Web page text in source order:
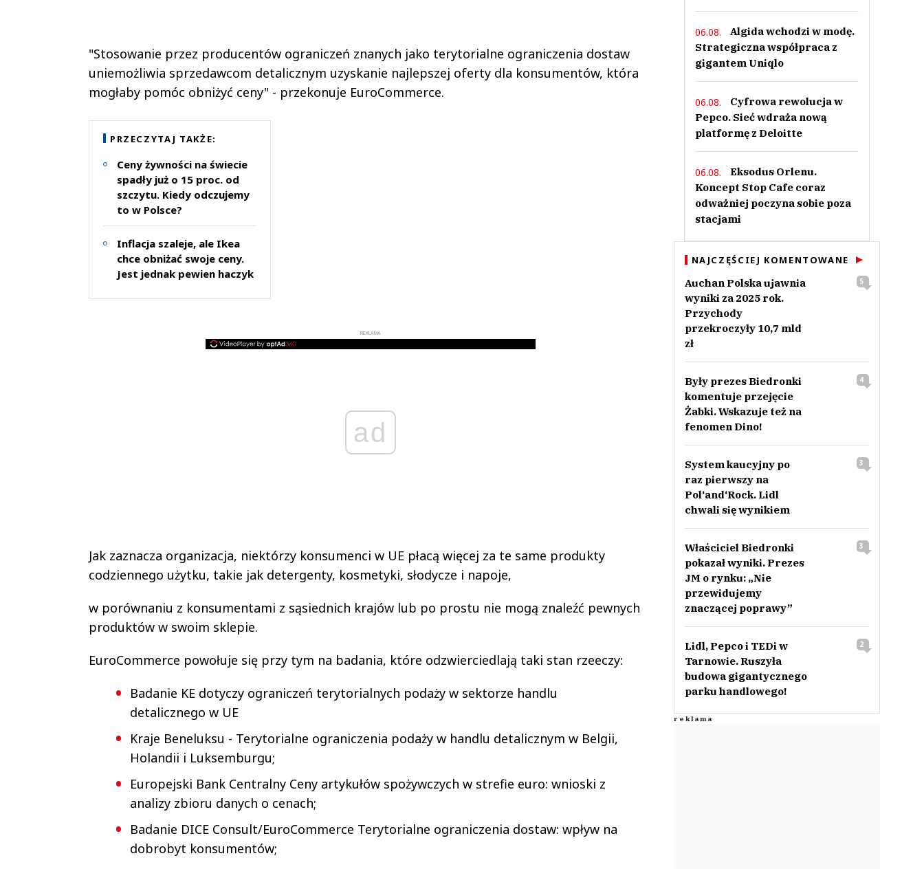
"Stosowanie przez producentów ograniczeń znanych jako terytorialne ograniczenia dostaw
uniemożliwia sprzedawcom detalicznym uzyskanie najlepszej oferty dla konsumentów, która
mogłaby pomóc obniżyć ceny" - przekonuje EuroCommerce.
PRZECZYTAJ TAKŻE:
Ceny żywności na świecie
spadły już o 15 proc. od
szczytu. Kiedy odczujemy
to w Polsce?
Inflacja szaleje, ale Ikea
chce obniżać swoje ceny.
Jest jednak pewien haczyk
REKLAMA
ad
Jak zaznacza organizacja, niektórzy konsumenci w UE płacą więcej za te same produkty
codziennego użytku, takie jak detergenty, kosmetyki, słodycze i napoje,
w porównaniu z konsumentami z sąsiednich krajów lub po prostu nie mogą znaleźć pewnych
produktów w swoim sklepie.
EuroCommerce powołuje się przy tym na badania, które odzwierciedlają taki stan rzeeczy:
Badanie KE dotyczy ograniczeń terytorialnych podaży w sektorze handlu
detalicznego w UE
Kraje Beneluksu - Terytorialne ograniczenia podaży w handlu detalicznym w Belgii,
Holandii i Luksemburgu;
Europejski Bank Centralny Ceny artykułów spożywczych w strefie euro: wnioski z
analizy zbioru danych o cenach;
Badanie DICE Consult/EuroCommerce Terytorialne ograniczenia dostaw: wpływ na
dobrobyt konsumentów;
06.08.
Algida wchodzi w modę.
Strategiczna współpraca z
gigantem Uniqlo
06.08.
Cyfrowa rewolucja w
Pepco. Sieć wdraża nową
platformę z Deloitte
06.08.
Eksodus Orlenu.
Koncept Stop Cafe coraz
odważniej poczyna sobie poza
stacjami
NAJCZĘŚCIEJ KOMENTOWANE
Auchan Polska ujawnia
wyniki za 2025 rok.
Przychody
przekroczyły 10,7 mld
zł
5
Były prezes Biedronki
komentuje przejęcie
Żabki. Wskazuje też na
fenomen Dino!
4
System kaucyjny po
raz pierwszy na
Pol‘and‘Rock. Lidl
chwali się wynikiem
3
Właściciel Biedronki
pokazał wyniki. Prezes
JM o rynku: „Nie
przewidujemy
znaczącej poprawy”
3
Lidl, Pepco i TEDi w
Tarnowie. Ruszyła
budowa gigantycznego
parku handlowego!
2